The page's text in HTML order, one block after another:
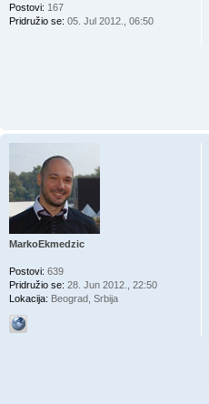
Postovi: 167
Pridružio se: 05. Jul 2012., 06:50
MarkoEkmedzic
Postovi: 639
Pridružio se: 28. Jun 2012., 22:50
Lokacija: Beograd, Srbija